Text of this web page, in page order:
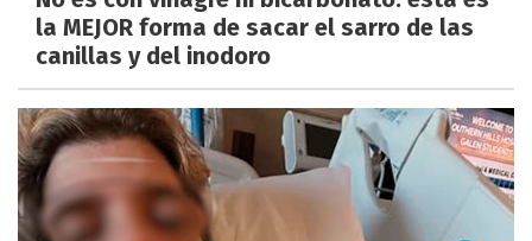
la MEJOR forma de sacar el sarro de las
canillas y del inodoro